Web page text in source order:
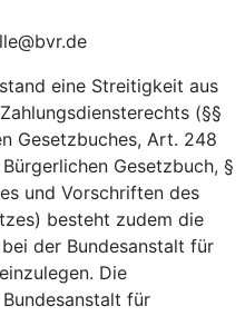
eine Streitigkeit aus
(§§
Gesetzbuches, Art. 248
Gesetzbuch, §
und Vorschriften des
besteht zudem die
der Bundesanstalt für
Die
für